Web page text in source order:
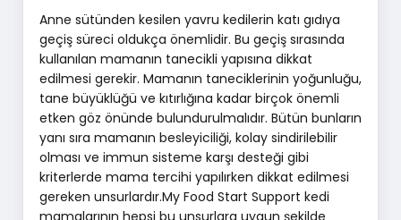
Anne sütünden kesilen yavru kedilerin katı gıdıya
geçiş süreci oldukça önemlidir. Bu geçiş sırasında
kullanılan mamanın tanecikli yapısına dikkat
edilmesi gerekir. Mamanın taneciklerinin yoğunluğu,
tane büyüklüğü ve kıtırlığına kadar birçok önemli
etken göz önünde bulundurulmalıdır. Bütün bunların
yanı sıra mamanın besleyiciliği, kolay sindirilebilir
olması ve immun sisteme karşı desteği gibi
kriterlerde mama tercihi yapılırken dikkat edilmesi
gereken unsurlardır.My Food Start Support kedi
mamalarının hepsi bu unsurlara uygun şekilde